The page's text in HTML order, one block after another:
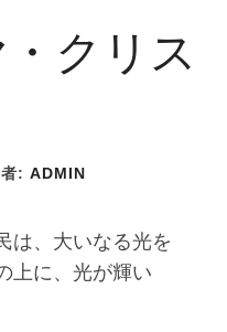
クリス
: ADMIN
は、大いなる光を
に、光が輝い